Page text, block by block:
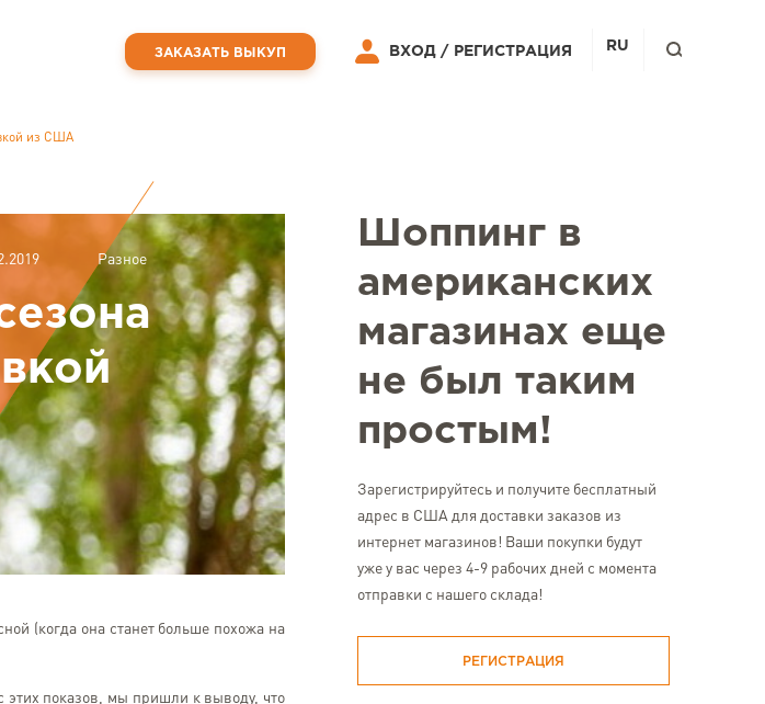
из США
Разное
(когда она станет больше похожа на
этих показов, мы пришли к выводу, что
Шоппинг в
американских
магазинах еще
не был таким
простым!
Зарегистрируйтесь и получите бесплатный
адрес в США для доставки заказов из
интернет магазинов! Ваши покупки будут
уже у вас через 4-9 рабочих дней с момента
отправки с нашего склада!
РЕГИСТРАЦИЯ
ЗАКАЗАТЬ ВЫКУП ВХОД / РЕГИСТРАЦИЯ RU